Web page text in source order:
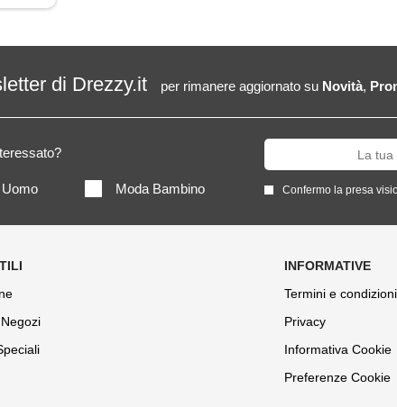
di Drezzy.it per rimanere aggiornato su Novità,
Moda Bambino Confermo la presa
Termini e condizioni
Privacy
Informativa Cookie
Preferenze Cookie